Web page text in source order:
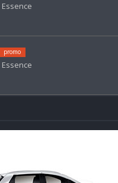
Essence
promo
Essence